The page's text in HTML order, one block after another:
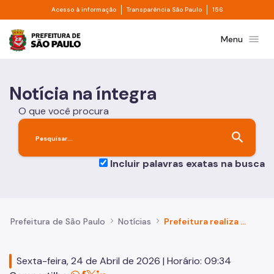
Pular para o Conteúdo principal
Acesso à informação Divisor de acesso à informação
Transparência São Paulo Divisor de
156
Prefeitura de São PauloMenu menu
Notícia na íntegra
O que você procura
search
Incluir palavras exatas na busca
Prefeitura de São Paulo Notícias Prefeitura realiza evento especial de adoção de gatinhos neste sábado (25)
Sexta-feira, 24 de Abril de 2026 | Horário: 09:34